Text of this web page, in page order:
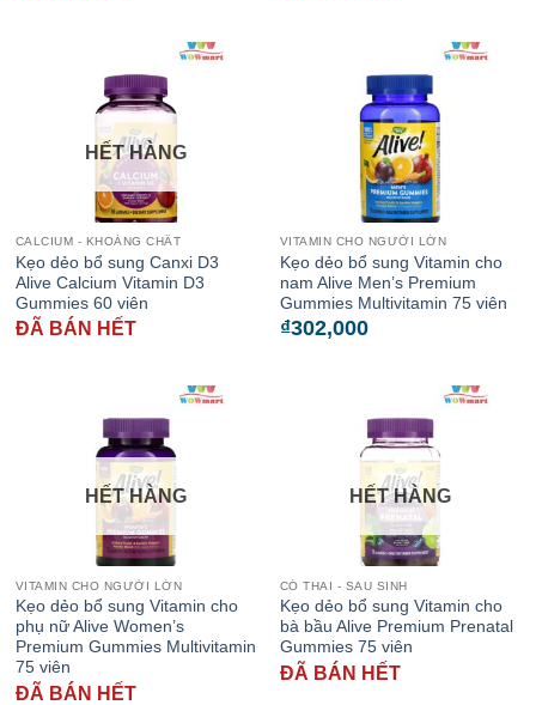
HẾT HÀNG
CALCIUM - KHOÁNG CHẤT
Kẹo dẻo bổ sung Canxi D3
Alive Calcium Vitamin D3
Gummies 60 viên
ĐÃ BÁN HẾT
VITAMIN CHO NGƯỜI LỚN
Kẹo dẻo bổ sung Vitamin cho
nam Alive Men’s Premium
Gummies Multivitamin 75 viên
₫302,000
HẾT HÀNG
VITAMIN CHO NGƯỜI LỚN
Kẹo dẻo bổ sung Vitamin cho
phụ nữ Alive Women’s
Premium Gummies Multivitamin
75 viên
ĐÃ BÁN HẾT
HẾT HÀNG
CÓ THAI - SAU SINH
Kẹo dẻo bổ sung Vitamin cho
bà bầu Alive Premium Prenatal
Gummies 75 viên
ĐÃ BÁN HẾT